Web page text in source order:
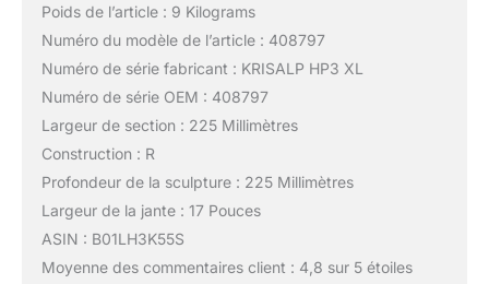
Poids de l’article : 9 Kilograms
Numéro du modèle de l’article : 408797
Numéro de série fabricant : KRISALP HP3 XL
Numéro de série OEM : 408797
Largeur de section : 225 Millimètres
Construction : R
Profondeur de la sculpture : 225 Millimètres
Largeur de la jante : 17 Pouces
ASIN : B01LH3K55S
Moyenne des commentaires client : 4,8 sur 5 étoiles